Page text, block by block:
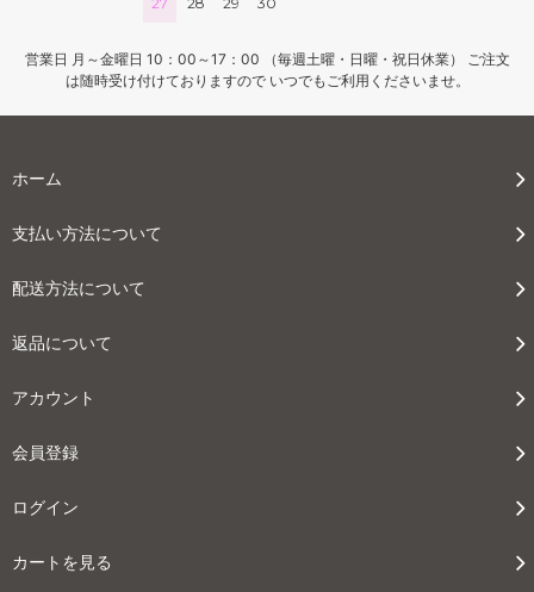
営業日 月～金曜日 10：00～17：00 （毎週土曜・日曜・祝日休業） ご注文
は随時受け付けておりますので いつでもご利用くださいませ。
ホーム
支払い方法について
配送方法について
返品について
アカウント
会員登録
ログイン
カートを見る